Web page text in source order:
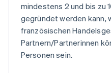
mindestens 2 und bis zu
gegründet werden kann,
französischen
Partnern/Partnerinnen
Personen sein.